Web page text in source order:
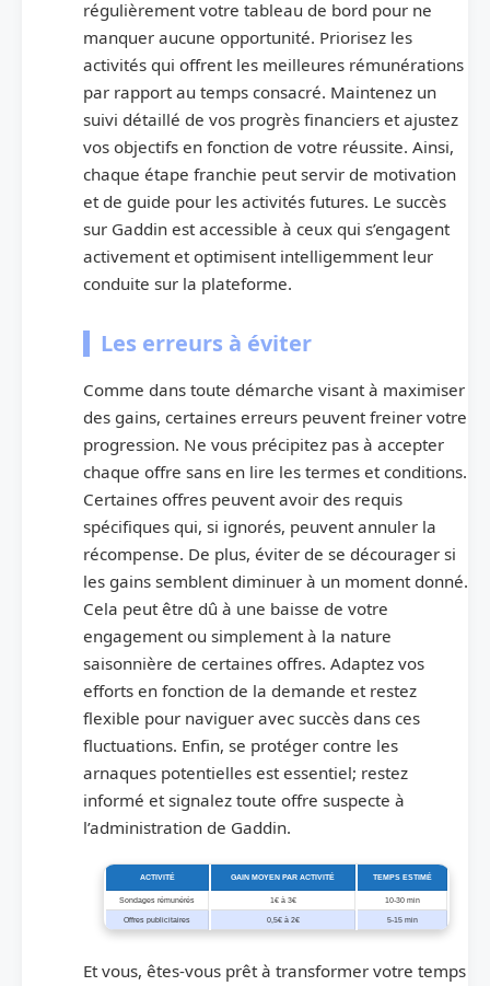
régulièrement votre tableau de bord pour ne
manquer aucune opportunité. Priorisez les
activités qui offrent les meilleures rémunérations
par rapport au temps consacré. Maintenez un
suivi détaillé de vos progrès financiers et ajustez
vos objectifs en fonction de votre réussite. Ainsi,
chaque étape franchie peut servir de motivation
et de guide pour les activités futures. Le succès
sur Gaddin est accessible à ceux qui s’engagent
activement et optimisent intelligemment leur
conduite sur la plateforme.
Les erreurs à éviter
Comme dans toute démarche visant à maximiser
des gains, certaines erreurs peuvent freiner votre
progression. Ne vous précipitez pas à accepter
chaque offre sans en lire les termes et conditions.
Certaines offres peuvent avoir des requis
spécifiques qui, si ignorés, peuvent annuler la
récompense. De plus, éviter de se décourager si
les gains semblent diminuer à un moment donné.
Cela peut être dû à une baisse de votre
engagement ou simplement à la nature
saisonnière de certaines offres. Adaptez vos
efforts en fonction de la demande et restez
flexible pour naviguer avec succès dans ces
fluctuations. Enfin, se protéger contre les
arnaques potentielles est essentiel; restez
informé et signalez toute offre suspecte à
l’administration de Gaddin.
ACTIVITÉ GAIN MOYEN PAR ACTIVITÉ TEMPS ESTIMÉ
Sondages rémunérés 1€ à 3€ 10-30 min
Offres publicitaires 0,5€ à 2€ 5-15 min
Et vous, êtes-vous prêt à transformer votre temps